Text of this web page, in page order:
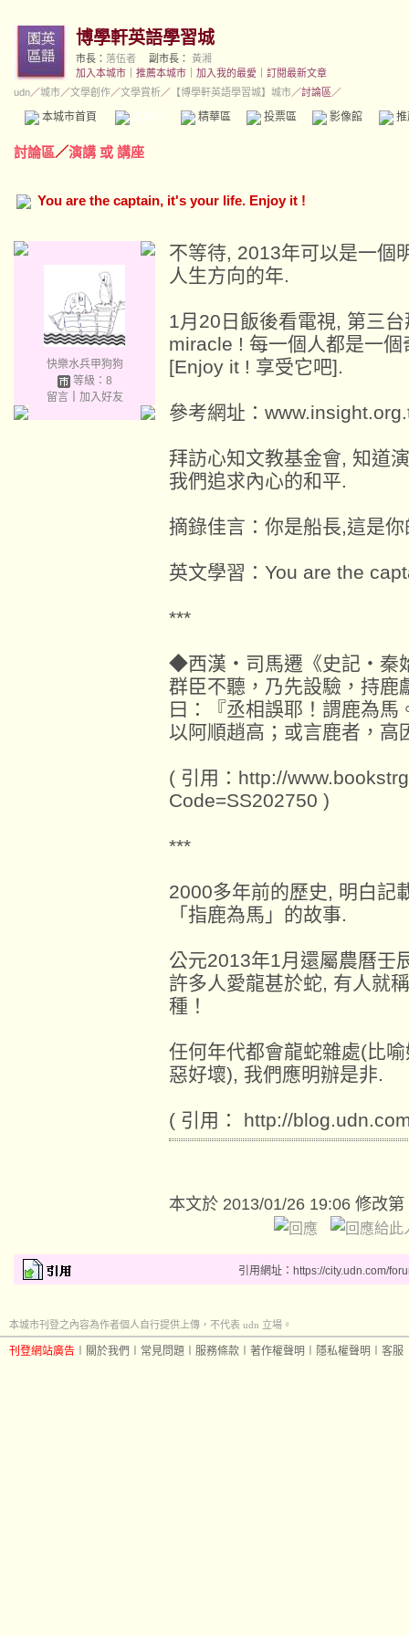
博學軒英語學習城
市長： 落伍者 副市長：
黃湘
加入本城市
推薦本城市 加入我的最愛
訂閱最新文章
udn／城市／文學創作／文學賞析／ 【博學軒英語學習城】城市／討論區／
本城市首頁 精華區 投票區 影像館
討論區／演講 或 講座
You are the captain, it's your life. Enjoy it !
快樂水兵甲狗狗
等級：8
留言｜ 加入好友
不等待, 2013年可以是一個
人生方向的年.
1月20日飯後看電視, 第三
miracle ! 每一個人都是一
[Enjoy it ! 享受它吧].
參考網址：
拜訪心知文教基金會, 知道
我們追求內心的和平.
摘錄佳言：你是船長,這是
英文學習：You are the
***
◆西漢‧司馬遷《史記‧秦
群臣不聽，乃先設驗，持鹿
曰：『丞相誤耶！謂鹿為馬
以阿順趙高；或言鹿者，高
( 引用：http://
Code=SS202750 )
***
2000多年前的歷史, 明白記
「指鹿為馬」的故事.
公元2013年1月還屬農曆壬
許多人愛龍甚於蛇, 有人就
種！
任何年代都會龍蛇雜處(比
惡好壞), 我們應明辦是非.
( 引用： http://
本文於 2013/01/26 19:06 修改第
引用網址：https://city.udn.com/
本城市刊登之內容為作者個人自行提供上傳，不代表 udn 立場。
刊登網站廣告 關於我們 常見問題 服務條款 著作權聲明 隱私權聲明 客服